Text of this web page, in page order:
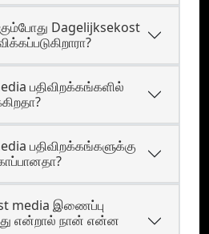
Dagelijksekost
பதிவிறக்கங்களில்
பதிவிறக்கங்களுக்கு
media இணைப்பு
என்றால் நான் என்ன